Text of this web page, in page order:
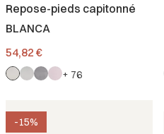
Repose-pieds capitonné
BLANCA
Prix
54,82 €
+ 76
-15%